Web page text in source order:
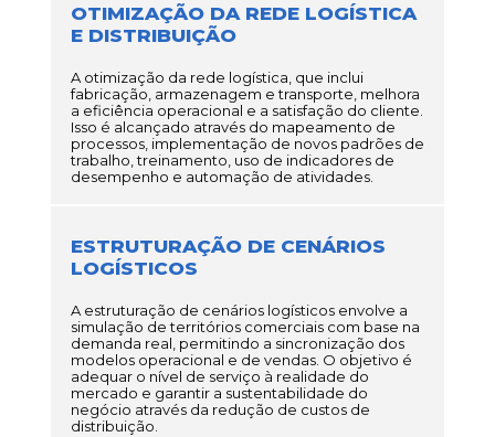
OTIMIZAÇÃO DA REDE LOGÍSTICA
E DISTRIBUIÇÃO
A otimização da rede logística, que inclui
fabricação, armazenagem e transporte, melhora
a eficiência operacional e a satisfação do cliente.
Isso é alcançado através do mapeamento de
processos, implementação de novos padrões de
trabalho, treinamento, uso de indicadores de
desempenho e automação de atividades.
ESTRUTURAÇÃO DE CENÁRIOS
LOGÍSTICOS
A estruturação de cenários logísticos envolve a
simulação de territórios comerciais com base na
demanda real, permitindo a sincronização dos
modelos operacional e de vendas. O objetivo é
adequar o nível de serviço à realidade do
mercado e garantir a sustentabilidade do
negócio através da redução de custos de
distribuição.